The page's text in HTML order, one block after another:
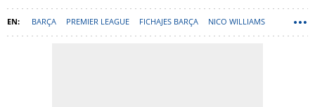
BARÇA PREMIER LEAGUE FICHAJES BARÇA NICO WILLIAMS